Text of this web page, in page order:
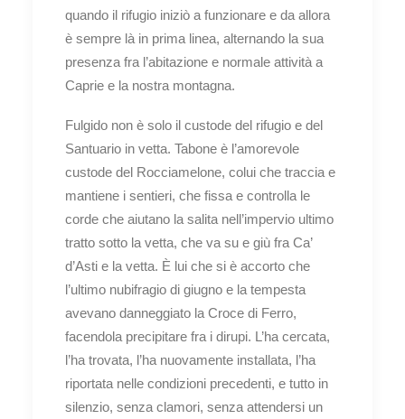
quando il rifugio iniziò a funzionare e da allora
è sempre là in prima linea, alternando la sua
presenza fra l’abitazione e normale attività a
Caprie e la nostra montagna.
Fulgido non è solo il custode del rifugio e del
Santuario in vetta. Tabone è l’amorevole
custode del Rocciamelone, colui che traccia e
mantiene i sentieri, che fissa e controlla le
corde che aiutano la salita nell’impervio ultimo
tratto sotto la vetta, che va su e giù fra Ca’
d’Asti e la vetta. È lui che si è accorto che
l’ultimo nubifragio di giugno e la tempesta
avevano danneggiato la Croce di Ferro,
facendola precipitare fra i dirupi. L’ha cercata,
l’ha trovata, l’ha nuovamente installata, l’ha
riportata nelle condizioni precedenti, e tutto in
silenzio, senza clamori, senza attendersi un